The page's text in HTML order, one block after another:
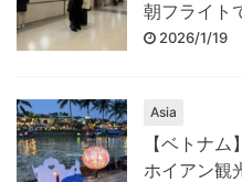
朝フライト
2026/1/19
Asia
【ベトナ
ホイアン観